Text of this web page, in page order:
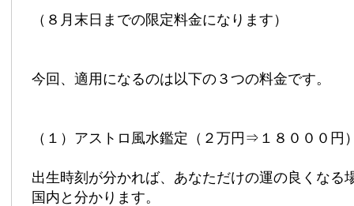
（８月末日までの限定料金になります）
今回、適用になるのは以下の３つの料金です。
（１）アストロ風水鑑定（２万円⇒１８０００円
出生時刻が分かれば、あなただけの運の良くなる
国内と分かります。